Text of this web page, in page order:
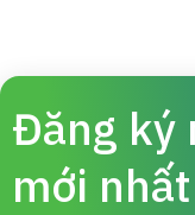
Đăng ký
mới nhất